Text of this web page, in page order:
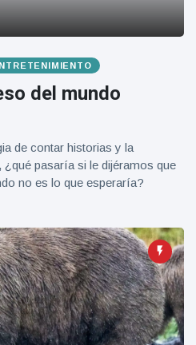
del mundo
de contar historias y la
pasaría si le dijéramos que
no es lo que esperaría?